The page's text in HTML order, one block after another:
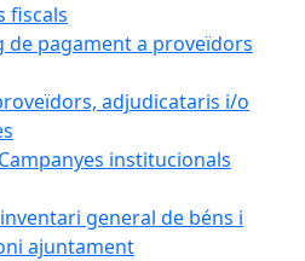
fiscals
de pagament a proveïdors
adjudicataris i/o
institucionals
general de béns i
ajuntament